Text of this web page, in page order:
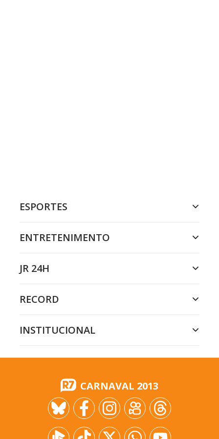
ESPORTES
ENTRETENIMENTO
JR 24H
RECORD
INSTITUCIONAL
CARNAVAL 2013